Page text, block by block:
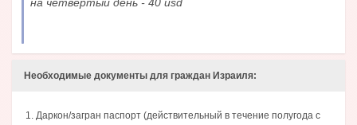
Необходимые документы для граждан Израиля:
Даркон/загран паспорт (действительный в течение полугода с